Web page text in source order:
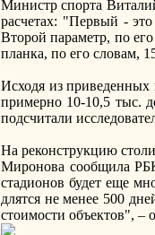
Министр спорта
расчетах: "Первый -
Второй параметр, по
планка, по его словам,
Исходя из приведенных
примерно 10-10,5 тыс.
подсчитали
На реконструкцию
Миронова сообщила
стадионов будет еще
длятся не менее 500
стоимости объектов", –